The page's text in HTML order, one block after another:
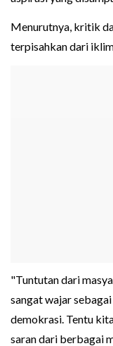
Menurutnya, kritik
terpisahkan dari
"Tuntutan dari
sangat wajar
demokrasi. Tentu
saran dari berbagai